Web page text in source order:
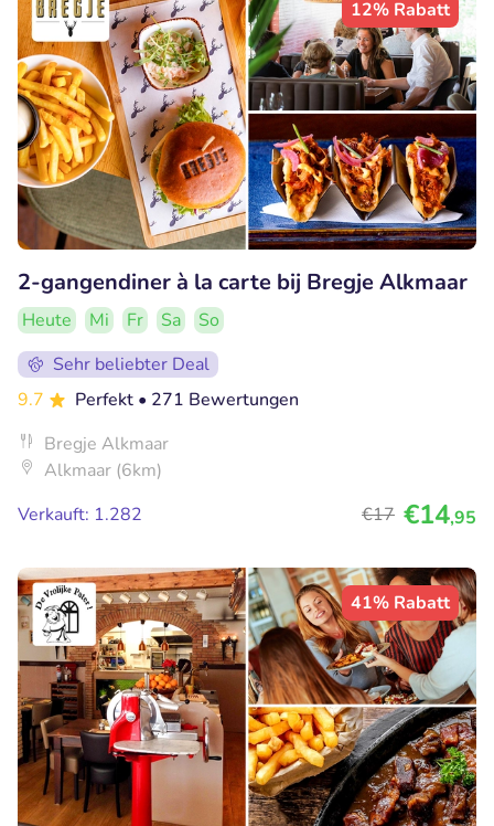
12% Rabatt
2-gangendiner à la carte bij Bregje Alkmaar
Heute Mi Fr Sa
So
Sehr beliebter Deal
9.7
Perfekt • 271 Bewertungen
Bregje Alkmaar
Alkmaar (6km)
Verkauft: 1.282
€17 €14,95
41% Rabatt